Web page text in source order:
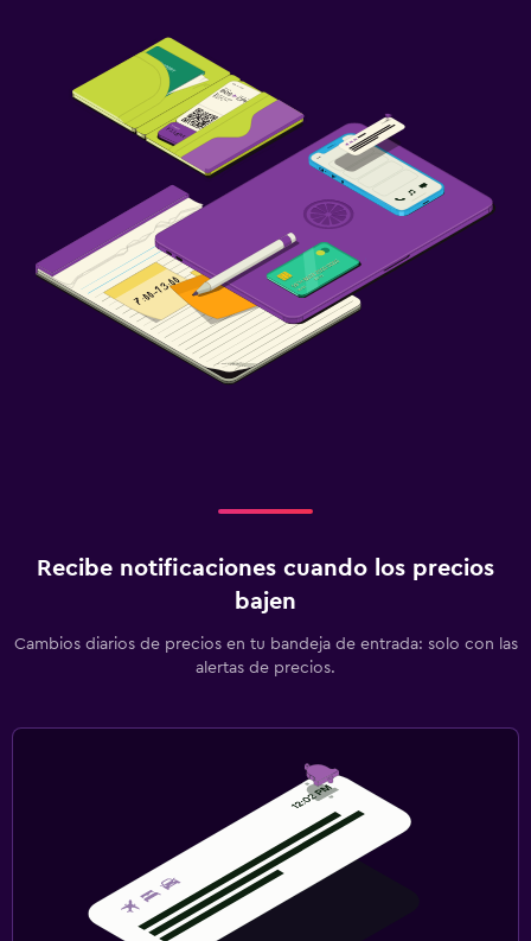
Recibe notificaciones cuando los precios
bajen
Cambios diarios de precios en tu bandeja de entrada: solo con las
alertas de precios.